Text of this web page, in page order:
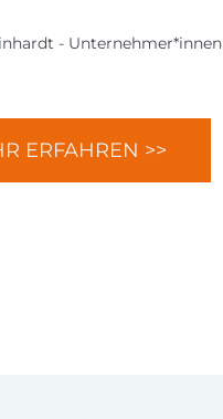
- Unternehmer*innen
ERFAHREN >>